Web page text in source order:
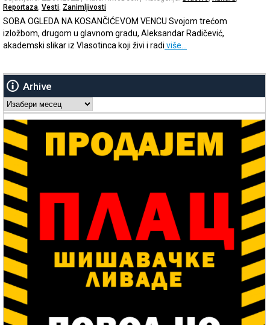
Reportaza, Vesti, Zanimljivosti
SOBA OGLEDA NA KOSANČIĆEVOM VENCU Svojom trećom
izložbom, drugom u glavnom gradu, Aleksandar Radičević,
akademski slikar iz Vlasotinca koji živi i radi više…
Arhive
Arhive